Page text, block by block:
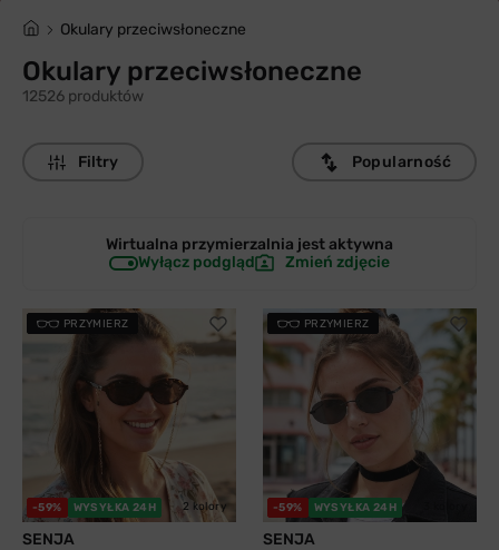
Okulary przeciwsłoneczne
Okulary przeciwsłoneczne
12526 produktów
Filtry Popularność
Wirtualna przymierzalnia jestaktywna
Wyłącz podgląd
Zmień zdjęcie
PRZYMIERZ
-59% WYSYŁKA 24H 2 kolory
SENJA
PRZYMIERZ
-59% WYSYŁKA 24H
SENJA